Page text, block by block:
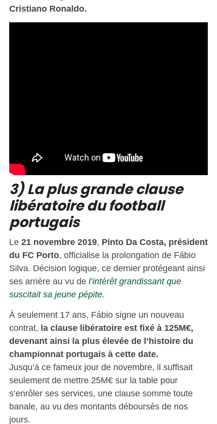
Cristiano Ronaldo.
3) La plus grande clause
libératoire du football
portugais
Le 21 novembre 2019, Pinto Da Costa, président
du FC Porto, officialise la prolongation de Fábio
Silva. Décision logique, ce dernier protégeant ainsi
ses arrière au vu de l’intérêt grandissant que
suscitait sa jeune pépite.
À seulement 17 ans, Fábio signe un nouveau
contrat, la clause libératoire est fixé à 125M€,
devenant ainsi la plus élevée de l’histoire du
championnat portugais à cette date.
Jusqu’à ce fameux jour de novembre, il suffisait
seulement de mettre 25M€ sur la table pour
s’enrôler ses services, une clause somme toute
banale, au vu des montants déboursés de nos
jours.